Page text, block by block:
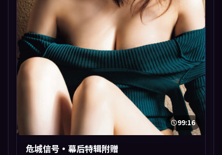
99:16
危城信号·幕后特辑附赠